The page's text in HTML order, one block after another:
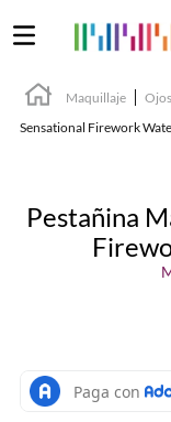
Maquillaje Ojos
Sensational Firework
Pestañina